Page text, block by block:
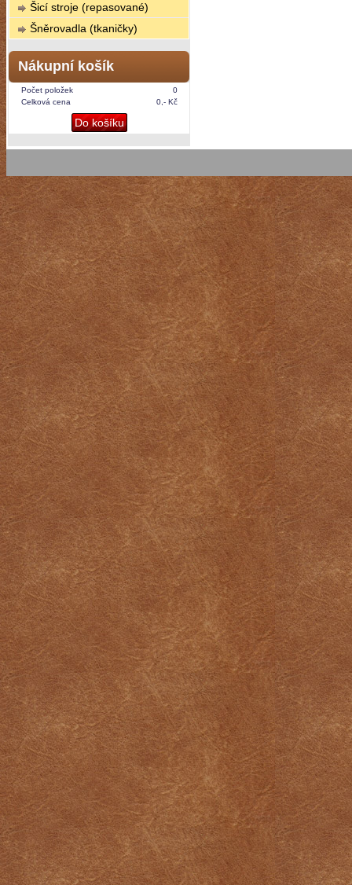
Šicí stroje (repasované)
Šněrovadla (tkaničky)
Nákupní košík
Počet položek
0
Celková cena
0,- Kč
Do košíku